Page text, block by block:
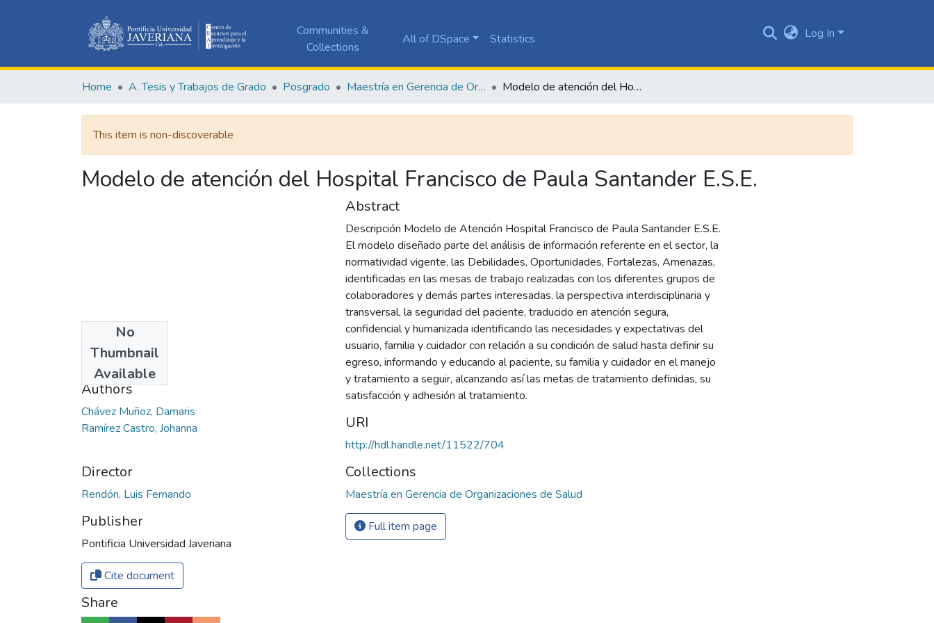
Communities &
Collections
All of DSpace Statistics Log In
Home A. Tesis y Trabajos de Grado Posgrado Maestría en Gerencia de Organizaciones de Salud Modelo de atención del Hospital Francisco de Paula Santander E.S.E.
This item is non-discoverable
Modelo de atención del Hospital Francisco de Paula Santander E.S.E.
No
Thumbnail
Available
2021
Authors
Chávez Muñoz, Damaris
Ramírez Castro, Johanna
Director
Rendón, Luis Fernando
Publisher
Pontificia Universidad Javeriana
Cite document
Share
Abstract
Descripción Modelo de Atención Hospital Francisco de Paula Santander E.S.E.
El modelo diseñado parte del análisis de información referente en el sector, la
normatividad vigente, las Debilidades, Oportunidades, Fortalezas, Amenazas,
identificadas en las mesas de trabajo realizadas con los diferentes grupos de
colaboradores y demás partes interesadas, la perspectiva interdisciplinaria y
transversal, la seguridad del paciente, traducido en atención segura,
confidencial y humanizada identificando las necesidades y expectativas del
usuario, familia y cuidador con relación a su condición de salud hasta definir su
egreso, informando y educando al paciente, su familia y cuidador en el manejo
y tratamiento a seguir, alcanzando así las metas de tratamiento definidas, su
satisfacción y adhesión al tratamiento.
URI
http://hdl.handle.net/11522/704
Collections
Maestría en Gerencia de Organizaciones de Salud
Full item page